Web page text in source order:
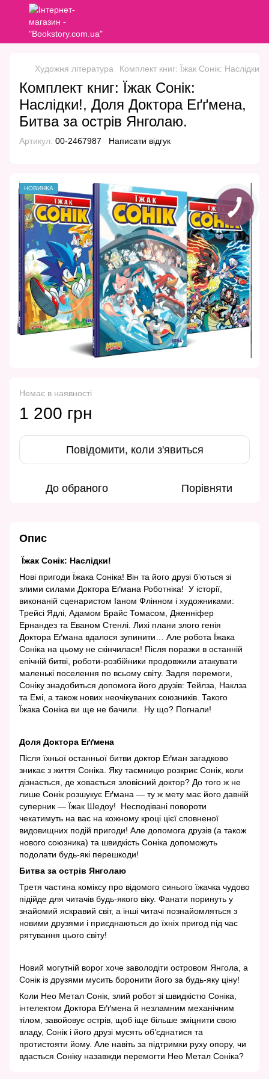
Художня література Комплект книг: Їжак Сонік:
Комплект книг: Їжак Сонік:
Наслідки!, Доля Доктора Еґґмена,
Битва за острів Янголаю.
Артикул: 00-2467987 Написати відгук
НОВИНКА
Немає в наявності
1 200 грн
Повідомити, коли з'явиться
До обраного Порівняти
Опис
Їжак Сонік: Наслідки!
Нові пригоди Їжака Соніка! Він та його друзі б’ються зі
злими силами Доктора Еґмана Роботніка! У історії,
виконаній сценаристом Іаном Флінном і художниками:
Трейсі Ядлі, Адамом Брайс Томасом, Дженніфер
Ернандез та Еваном Стенлі. Лихі плани злого генія
Доктора Еґмана вдалося зупинити… Але робота Їжака
Соніка на цьому не скінчилася! Після поразки в останній
епічній битві, роботи-розбійники продовжили атакувати
маленькі поселення по всьому світу. Задля перемоги,
Соніку знадобиться допомога його друзів: Тейлза, Наклза
та Емі, а також нових неочікуваних союзників. Такого
Їжака Соніка ви ще не бачили. Ну що? Погнали!
Доля Доктора Еґґмена
Після їхньої останньої битви доктор Еґман загадково
зникає з життя Соніка. Яку таємницю розкриє Сонік, коли
дізнається, де ховається зловісний доктор? До того ж не
лише Сонік розшукує Еґмана — ту ж мету має його давній
суперник — Їжак Шедоу! Несподівані повороти
чекатимуть на вас на кожному кроці цієї сповненої
видовищних подій пригоди! Але допомога друзів (а також
нового союзника) та швидкість Соніка допоможуть
подолати будь-які перешкоди!
Битва за острів Янголаю
Третя частина коміксу про відомого синього їжачка чудово
підійде для читачів будь-якого віку. Фанати поринуть у
знайомий яскравий світ, а інші читачі познайомляться з
новими друзями і приєднаються до їхніх пригод під час
рятування цього світу!
Новий могутній ворог хоче заволодіти островом Янгола, а
Сонік із друзями мусить боронити його за будь-яку ціну!
Коли Нео Метал Сонік, злий робот зі швидкістю Соніка,
інтелектом Доктора Еґґмена й незламним механічним
тілом, завойовує острів, щоб іще більше зміцнити свою
владу, Сонік і його друзі мусять об’єднатися та
протистояти йому. Але навіть за підтримки руху опору, чи
вдасться Соніку назавжди перемогти Нео Метал Соніка?